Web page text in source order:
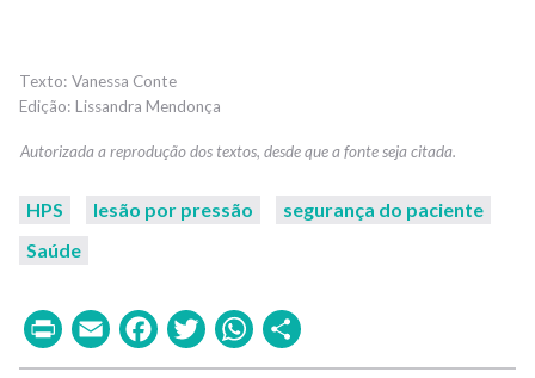
Vanessa Conte
Lissandra Mendonça
HPS lesão por pressão
segurança do paciente
Saúde
PrintEmailFacebook
TwitterWhatsApp